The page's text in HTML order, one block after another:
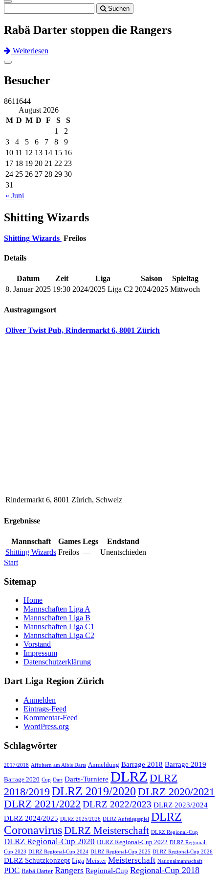
Toggle
navigation
Suchen
Rabä Darter stoppen die Rangers
Weiterlesen
Previous
Next
Toggle
Besucher
8611644
August 2026
M D M D F S S
« Juni
1
2
3
4 5 6 7 8
9
10 11 12 13 14 15 16
17 18 19 20 21 22 23
24 25 26 27 28 29 30
31
Shitting Wizards
Shitting Wizards Freilos
Details
Datum Zeit Liga Saison
Spieltag
8. Januar 2025 19:30 2024/2025 Liga C2 2024/2025 Mittwoch
Austragungsort
Oliver Twist Pub, Rindermarkt 6, 8001 Zürich
Rindermarkt 6, 8001 Zürich, Schweiz
Ergebnisse
Mannschaft Games Legs
Endstand
Shitting Wizards Freilos —
Unentschieden
Start
Sitemap
Home
Mannschaften Liga A
Mannschaften Liga B
Mannschaften Liga C1
Mannschaften Liga C2
Vorstand
Impressum
Datenschutzerklärung
Dart Liga Region Zürich
Anmelden
Eintrags-Feed
Kommentar-Feed
WordPress.org
Schlagwörter
2017/2018 Affoltern am Albis Darts Anmeldung Barrage 2018 Barrage 2019
Barrage 2020 Cup Dart Darts-Turniere DLRZ DLRZ
2018/2019 DLRZ 2019/2020 DLRZ 2020/2021
DLRZ 2021/2022 DLRZ 2022/2023 DLRZ 2023/2024
DLRZ 2024/2025 DLRZ 2025/2026 DLRZ Aufstiegsspiel DLRZ
CoronavirusDLRZ Meisterschaft DLRZ Regional-Cup
DLRZ Regional-Cup 2020 DLRZ Regional-Cup 2022 DLRZ Regional-
Cup 2023 DLRZ Regional-Cup 2024 DLRZ Regional-Cup 2025 DLRZ Regional-Cup 2026
DLRZ Schutzkonzept Liga Meister Meisterschaft Nationalmannschaft
PDC Rabä Darter Rangers Regional-Cup Regional-Cup 2018